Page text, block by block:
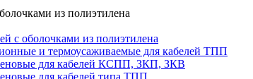
из полиэтилена
с оболочками из полиэтилена
и термоусаживаемые для кабелей ТПП
для кабелей КСПП, ЗКП, ЗКВ
для кабелей типа ТПП